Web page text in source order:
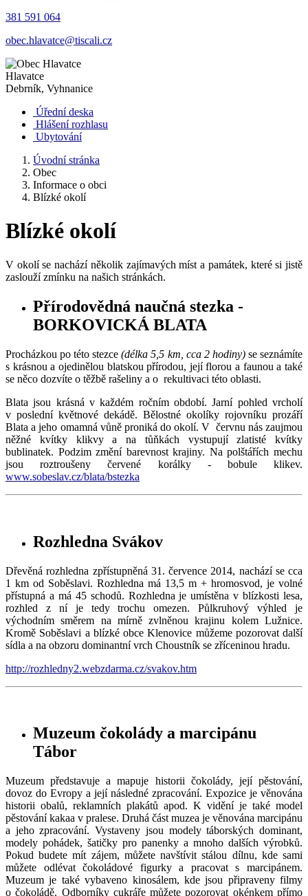
381 591 064
obec.hlavatce@tiscali.cz
Hlavatce
Debrník, Vyhnanice
Úřední deska
Hlášení rozhlasu
Ubytování
Úvodní stránka
Obec
Informace o obci
Blízké okolí
Blízké okolí
V okolí se nachází několik zajímavých míst a památek, které si jistě
zaslouží zmínku na našich stránkách.
Přírodovědná naučná stezka -
BORKOVICKÁ BLATA
Procházkou po této stezce (délka 5,5 km, cca 2 hodiny)se seznámíte
s krásnou a ojedinělou blatskou přírodou, její florou a faunou a také
se něco dozvíte o těžbě rašeliny a o rekultivaci této oblasti.
Blata jsou krásná v každém ročním období. Jarní pohled vrcholí
v poslední květnové dekádě. Bělostné okolíky rojovníku prozáří
Blata a jeho omamná vůně proniká do okolí. V červnu nás zaujmou
něžné kvítky klikvy a na tůňkách vystupují zlatisté kvítky
bublinatek. Podzim změní barevnost krajiny. Na polštářích mechu
jsou roztroušeny červené korálky - bobule klikev.
www.sobeslav.cz/blata/bstezka
Rozhledna Svákov
Dřevěná rozhledna zpřístupněná 31. července 2014, nachází se cca
1 km od Soběslavi. Rozhledna má 13,5 m + hromosvod, je volné
přístupná a má 45 schodů. Rozhledna je umístěna v blízkosti lesa,
rozhled z ní je tedy trochu omezen. Půlkruhový výhled je
východním směrem na mírně zvlněnou krajinu kolem Lužnice.
Kromě Soběslavi a blízké obce Klenovice můžeme pozorovat další
sídla a na obzoru dominantní vrch Choustník se zříceninou hradu.
http://rozhledny2.webzdarma.cz/svakov.htm
Muzeum čokolády a marcipánu
Tábor
Muzeum představuje a mapuje historii čokolády, její pěstování,
dovoz do Evropy a její následné zpracování. Expozice je věnována
historii obalů, reklamních plakátů apod. K vidění je také model
pěstování kakaa v pralese. Druhá část muzea je věnována marcipánu
a jeho zpracování. Vystaveny jsou modely táborských dominant,
modely pohádek, šatičky pro panenky a mnoho dalších výrobků.
Pokud budete mít zájem, můžete navštívit stálou dílnu, kde sami
můžete odlévat čokoládové figurky a pracovat s marcipánem.
Muzeum je také vybaveno kinosálem, kde jsou připraveny filmy
o čokoládě. Odborníky cukráře můžete pozorovat okénkem přímo